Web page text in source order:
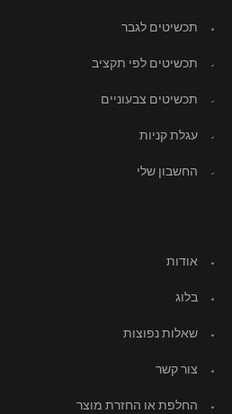
תכשיטים לגבר
תכשיטים לפי תקציב
תכשיטים צבעוניים
עגלת קניות
החשבון שלי
אודות
בלוג
שאלות נפוצות
צור קשר
החלפת או החזרת מוצר